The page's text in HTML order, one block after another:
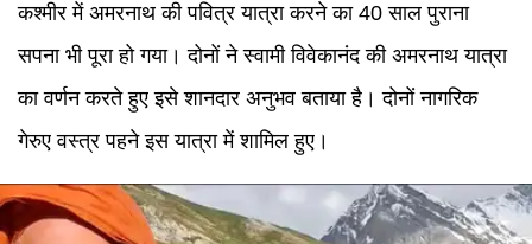
कश्मीर में अमरनाथ की पवित्र यात्रा करने का 40 साल पुराना
सपना भी पूरा हो गया। दोनों ने स्वामी विवेकानंद की अमरनाथ यात्रा
का वर्णन करते हुए इसे शानदार अनुभव बताया है। दोनों नागरिक
गेरुए वस्त्र पहने इस यात्रा में शामिल हुए।